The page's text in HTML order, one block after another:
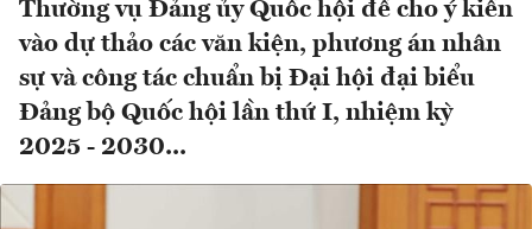
Thường vụ Đảng ủy Quốc hội để cho ý kiến
vào dự thảo các văn kiện, phương án nhân
sự và công tác chuẩn bị Đại hội đại biểu
Đảng bộ Quốc hội lần thứ I, nhiệm kỳ
2025 - 2030...